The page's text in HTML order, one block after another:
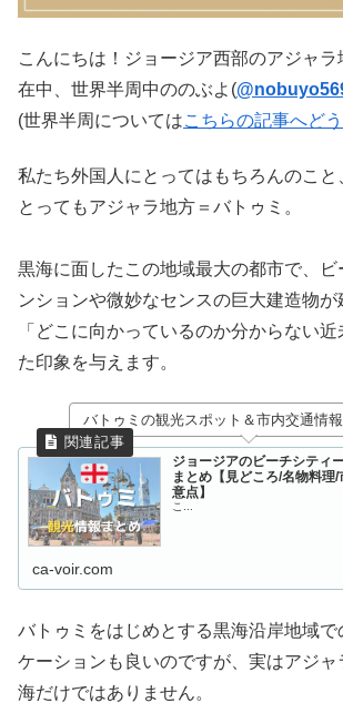
こんにちは！ジョージア西部のアジャ
在中、世界半周中ののぶよ(
(世界半周についてはこちらの記事へどう
私たち外国人にとってはもちろんのこと
とってもアジャラ地方＝バトゥミ。
黒海に面したこの地域最大の都市で、ビ
ンションや微妙なセンスの巨大建造物が
「どこに向かっているのか分からない
た印象を与えます。
バトゥミの観光スポット＆市内交通情報
ジョージアのビーチシティ
まとめ【見どころ/名物料理
意点】
こ...
ca-voir.com
バトゥミをはじめとする黒海沿岸地域
ケーションも良いのですが、実はアジャ
海だけではありません。